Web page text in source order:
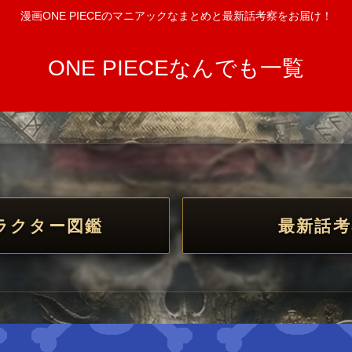
漫画ONE PIECEのマニアックなまとめと最新話考察をお届け！
ONE PIECEなんでも一覧
クター図鑑 最新話